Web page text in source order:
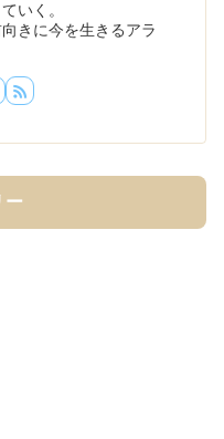
いく。
きに今を生きるアラ
ー